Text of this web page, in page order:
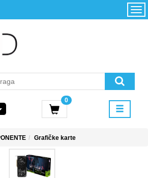
0
Početna
korišćenja i
& STEAM
Grafičke karte